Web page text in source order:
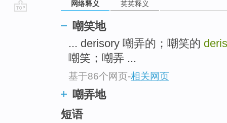
网络释义 英英释义
嘲笑地
... derisory 嘲弄的；嘲笑的
嘲笑；嘲弄 ...
基于86个网页-相关网页
嘲弄地
短语